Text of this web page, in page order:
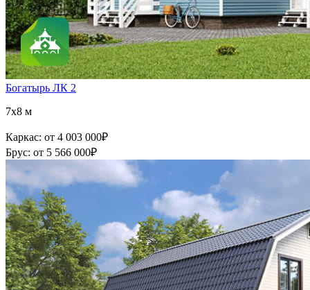
Богатырь ЛК 2
7x8 м
Каркас: от 4 003 000₽
Брус: от 5 566 000₽